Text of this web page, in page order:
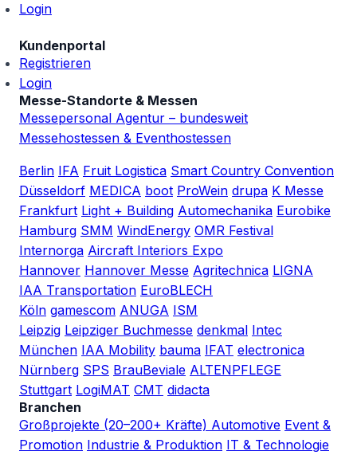
Login
Kundenportal
Registrieren
Login
Messe-Standorte & Messen
Messepersonal Agentur – bundesweit
Messehostessen & Eventhostessen
Berlin IFA Fruit Logistica Smart Country Convention
Düsseldorf MEDICA boot ProWein drupa K Messe
Frankfurt Light + Building Automechanika Eurobike
Hamburg SMM WindEnergy OMR Festival
Internorga Aircraft Interiors Expo
Hannover Hannover Messe Agritechnica LIGNA
IAA Transportation EuroBLECH
Köln gamescom ANUGA ISM
Leipzig Leipziger Buchmesse denkmal Intec
München IAA Mobility bauma IFAT electronica
Nürnberg SPS BrauBeviale ALTENPFLEGE
Stuttgart LogiMAT CMT didacta
Branchen
Großprojekte (20–200+ Kräfte) Automotive Event &
Promotion Industrie & Produktion IT & Technologie